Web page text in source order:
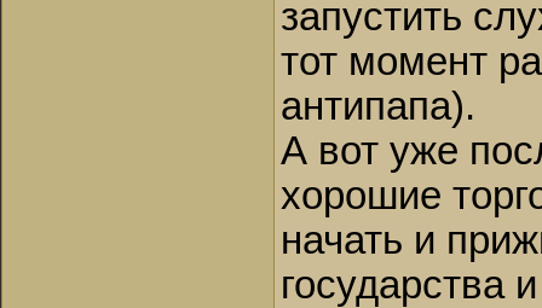
запустить
тот момент
антипапа).
А вот уже
хорошие
начать и
государства